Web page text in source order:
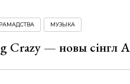
МУЗЫКА
Crazy — новы сінгл